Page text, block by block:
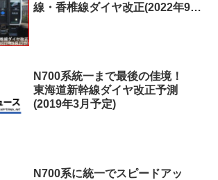
線・香椎線ダイヤ改正(2022年9月
N700系統一まで最後の佳境！
東海道新幹線ダイヤ改正予測
(2019年3月予定)
N700系に統一でスピードアッ